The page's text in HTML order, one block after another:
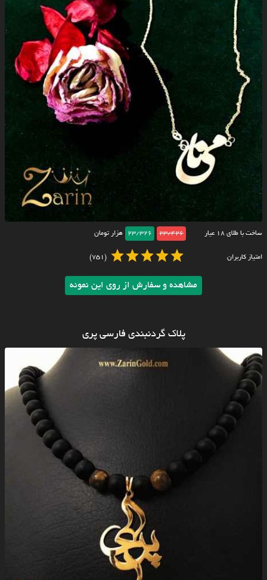
ساخت با طلای ۱۸ عیار 23/426
23/326 هزار تومان
امتیاز کاربران (751)
مشاهده و سفارش از روی این نمونه
پلاک گردنبندی فارسی پری